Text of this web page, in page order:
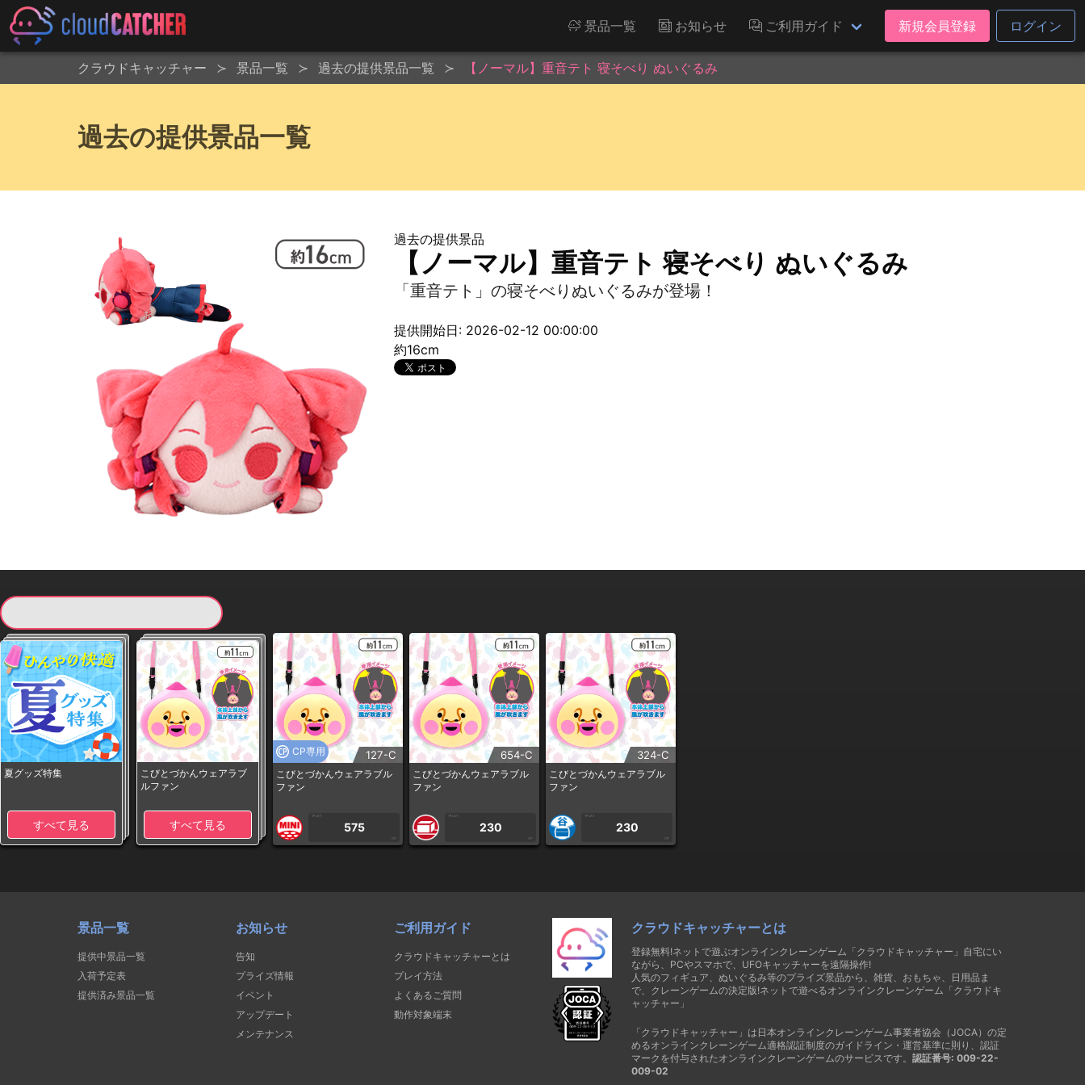
景品一覧 お知らせ ご利用ガイド 新規会員登録 ログイン
クラウドキャッチャー 景品一覧 過去の提供景品一覧 【ノーマル】重音テト 寝そべり ぬいぐるみ
過去の提供景品一覧
過去の提供景品
【ノーマル】重音テト 寝そべり ぬいぐるみ
「重音テト」の寝そべりぬいぐるみが登場！
提供開始日: 2026-02-12 00:00:00
約16cm
夏グッズ特集
すべて見る
こびとづかんウェアラブ
ルファン
すべて見る
CP専用 127-C
こびとづかんウェアラブル
ファン
1PLAY
575
CP
654-C
こびとづかんウェアラブル
ファン
1PLAY
230
CP
324-C
こびとづかんウェアラブル
ファン
1PLAY
230
CP
景品一覧
提供中景品一覧
入荷予定表
提供済み景品一覧
お知らせ
告知
プライズ情報
イベント
アップデート
メンテナンス
ご利用ガイド
クラウドキャッチャーとは
プレイ方法
よくあるご質問
動作対象端末
クラウドキャッチャーとは
登録無料!ネットで遊ぶオンラインクレーンゲーム「クラウドキャッチャー」自宅にい
ながら、PCやスマホで、UFOキャッチャーを遠隔操作!
人気のフィギュア、ぬいぐるみ等のプライズ景品から、雑貨、おもちゃ、日用品ま
で、クレーンゲームの決定版!ネットで遊べるオンラインクレーンゲーム「クラウドキ
ャッチャー」
「クラウドキャッチャー」は日本オンラインクレーンゲーム事業者協会（JOCA）の定
めるオンラインクレーンゲーム適格認証制度のガイドライン・運営基準に則り、認証
マークを付与されたオンラインクレーンゲームのサービスです。 認証番号: 009-22-
009-02